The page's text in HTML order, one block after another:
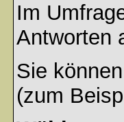
Im
Antworten
Sie
(zum